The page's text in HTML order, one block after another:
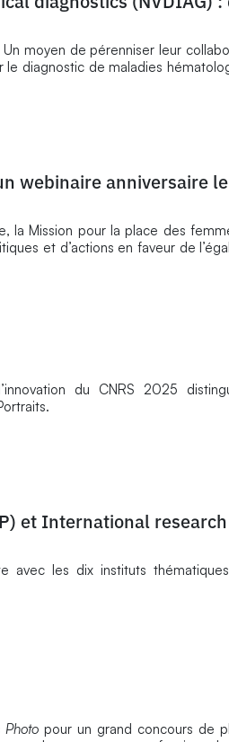
moyen de pérenniser leur
le diagnostic de maladies
webinaire anniversaire
la Mission pour la place des
et d’actions en faveur de
du CNRS 2025
et International research
avec les dix instituts
Photo pour un grand concours de